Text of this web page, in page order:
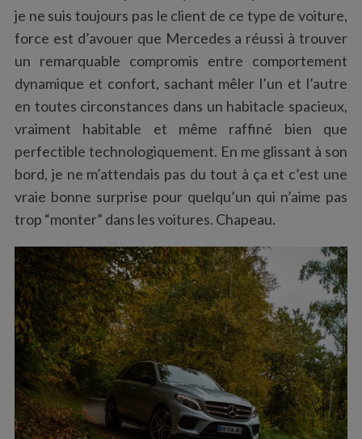
je ne suis toujours pas le client de ce type de voiture,
force est d’avouer que Mercedes a réussi à trouver
un remarquable compromis entre comportement
dynamique et confort, sachant mêler l’un et l’autre
en toutes circonstances dans un habitacle spacieux,
vraiment habitable et même raffiné bien que
perfectible technologiquement. En me glissant à son
bord, je ne m’attendais pas du tout à ça et c’est une
vraie bonne surprise pour quelqu’un qui n’aime pas
trop “monter” dans les voitures. Chapeau.